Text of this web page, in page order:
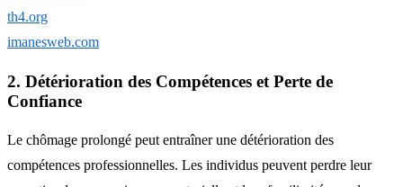
th4.org
imanesweb.com
2. Détérioration des Compétences et Perte de
Confiance
Le chômage prolongé peut entraîner une détérioration des
compétences professionnelles. Les individus peuvent perdre leur